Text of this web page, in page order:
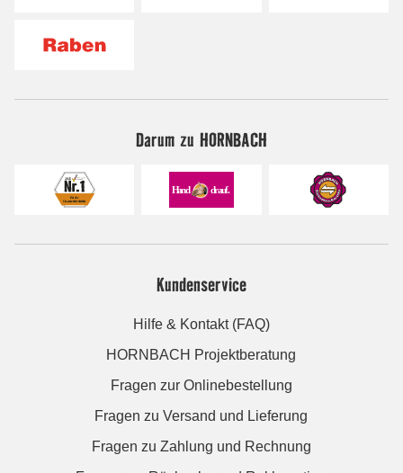
Darum zu HORNBACH
Kundenservice
Hilfe & Kontakt (FAQ)
HORNBACH Projektberatung
Fragen zur Onlinebestellung
Fragen zu Versand und Lieferung
Fragen zu Zahlung und Rechnung